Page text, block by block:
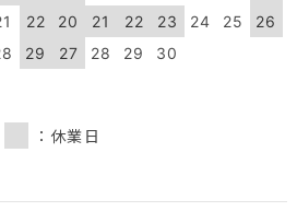
22
29
20
21 22 23 24 25
26
27
28 29 30
：休業日